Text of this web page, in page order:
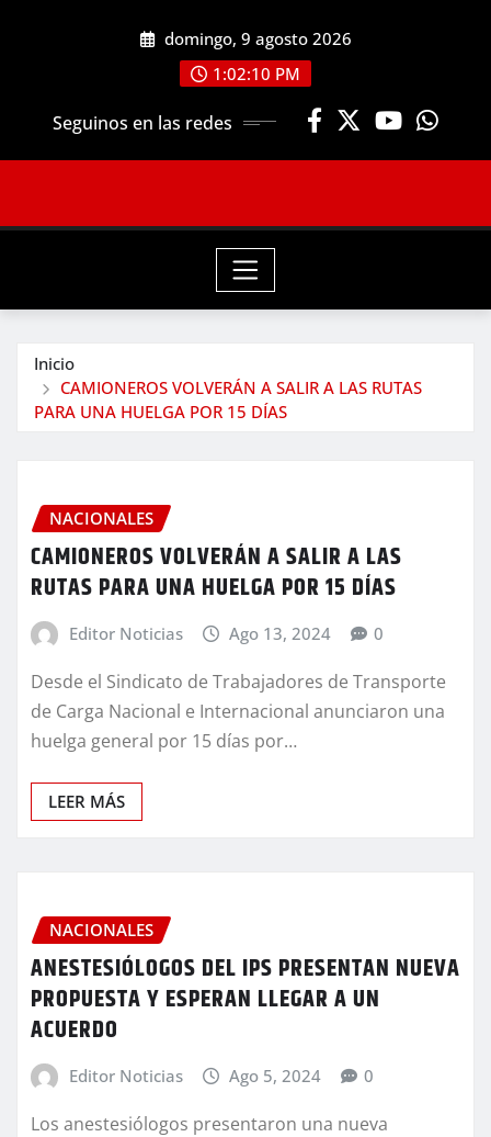
domingo, 9 agosto 2026
1:02:10 PM
Seguinos en las redes
Inicio
CAMIONEROS VOLVERÁN A SALIR A LAS RUTAS
PARA UNA HUELGA POR 15 DÍAS
NACIONALES
CAMIONEROS VOLVERÁN A SALIR A LAS
RUTAS PARA UNA HUELGA POR 15 DÍAS
Editor Noticias Ago 13, 2024 0
Desde el Sindicato de Trabajadores de Transporte
de Carga Nacional e Internacional anunciaron una
huelga general por 15 días por…
LEER MÁS
NACIONALES
ANESTESIÓLOGOS DEL IPS PRESENTAN NUEVA
PROPUESTA Y ESPERAN LLEGAR A UN
ACUERDO
Editor Noticias Ago 5, 2024 0
Los anestesiólogos presentaron una nueva